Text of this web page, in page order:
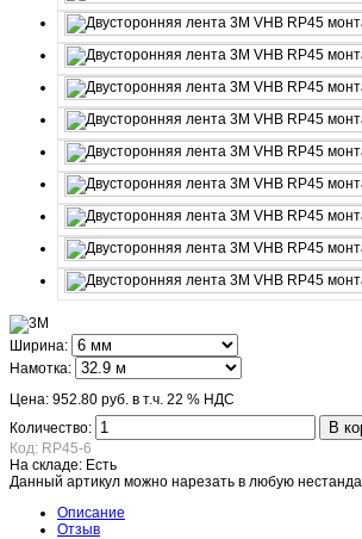
Ширина:
Намотка:
Цена: 952.80 руб. в т.ч. 22 % НДС
Количество:
В
Код: RP45-6
На складе: Есть
Данный артикул можно нарезать в любую
Описание
Отзыв